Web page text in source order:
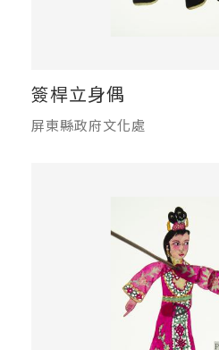
簽桿立身偶
屏東縣政府文化處